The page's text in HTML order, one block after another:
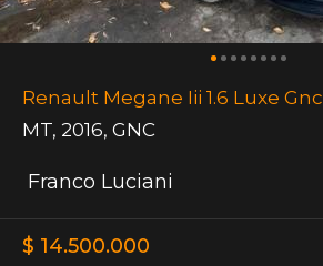
Renault Megane Iii 1.6 Luxe Gnc
MT, 2016, GNC
Franco Luciani
$ 14.500.000